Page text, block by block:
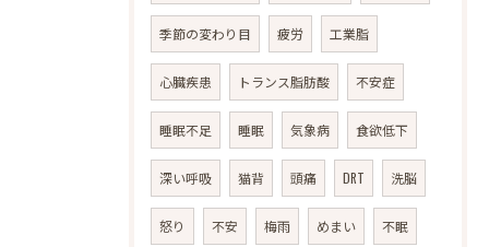
季節の変わり目 疲労 工業脂
心臓疾患 トランス脂肪酸 不安症
睡眠不足 睡眠 気象病 食欲低下
深い呼吸 猫背 頭痛 DRT 洗脳
怒り 不安 梅雨 めまい 不眠